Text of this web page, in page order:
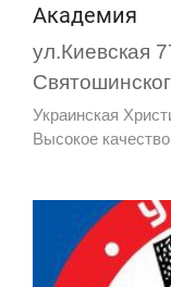
Академия
ул.Киевская
Украинская
Высокое